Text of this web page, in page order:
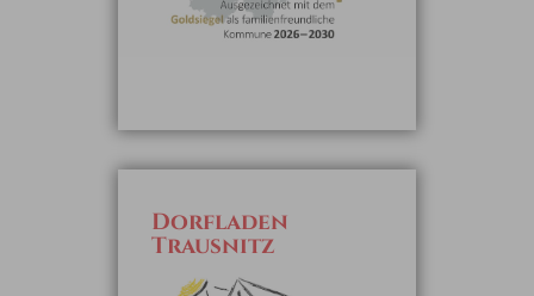
Dorfladen
Trausnitz